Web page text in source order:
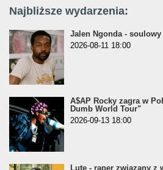
Najbliższe wydarzenia:
Jalen Ngonda -
2026-08-11 18:00
A$AP Rocky zagra w
Dumb World Tour"
2026-09-13 18:00
Lute - raper związany z